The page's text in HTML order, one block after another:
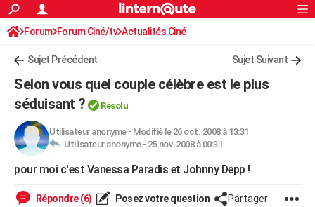
ACTUALITÉS
Politique
Société
Faits Divers
Education
Monde
Villes
+
Programme TV
Streaming
Cinéma
Sorties cinéma
Musique
FINANCE
Retraite
Impôts
Epargne
Immobilier
Risques naturels par ville
Banque
Assurance
Crédit
AUTO
Essais
Réserver un essai
Citadines
Berlines
SUV
Forum auto
HIGH-TECH
S'inscrire
Connexion
Forum Forum Ciné/tv Actualités Ciné
Sujet Précédent Sujet Suivant
Selon vous quel couple célèbre est le plus
séduisant ?
Résolu
Utilisateur anonyme- Modifié le 26 oct. 2008 à 13:31
Utilisateur anonyme - 25 nov. 2008 à 00:31
pour moi c'est Vanessa Paradis et Johnny Depp !
Répondre (6) Posez votre question Partager